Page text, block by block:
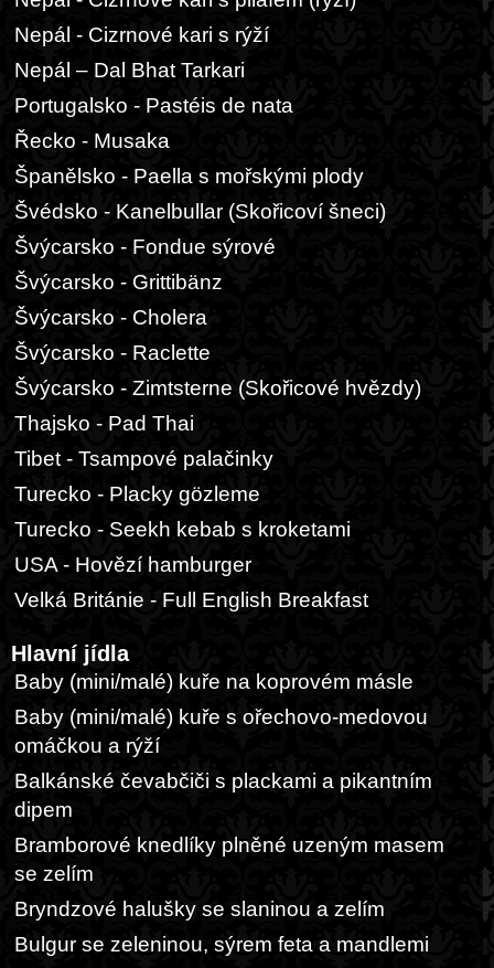
Nepál - Cizrnové kari s rýží
Nepál – Dal Bhat Tarkari
Portugalsko - Pastéis de nata
Řecko - Musaka
Španělsko - Paella s mořskými plody
Švédsko - Kanelbullar (Skořicoví šneci)
Švýcarsko - Fondue sýrové
Švýcarsko - Grittibänz
Švýcarsko - Cholera
Švýcarsko - Raclette
Švýcarsko - Zimtsterne (Skořicové hvězdy)
Thajsko - Pad Thai
Tibet - Tsampové palačinky
Turecko - Placky gözleme
Turecko - Seekh kebab s kroketami
USA - Hovězí hamburger
Velká Británie - Full English Breakfast
Hlavní jídla
Baby (mini/malé) kuře na koprovém másle
Baby (mini/malé) kuře s ořechovo-medovou
omáčkou a rýží
Balkánské čevabčiči s plackami a pikantním
dipem
Bramborové knedlíky plněné uzeným masem
se zelím
Bryndzové halušky se slaninou a zelím
Bulgur se zeleninou, sýrem feta a mandlemi